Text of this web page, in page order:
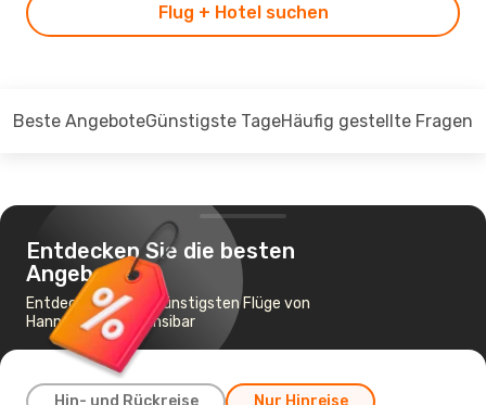
Flug + Hotel suchen
Beste AngeboteGünstigste TageHäufig gestellte Fragen
Entdecken Sie die besten
Angebote
Entdecken Sie die günstigsten Flüge von
Hannover nach Sansibar
Hin- und Rückreise Nur Hinreise